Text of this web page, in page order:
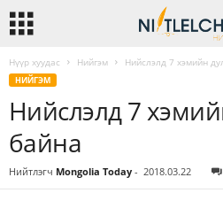
Нүүр хуудас Нийгэм Нийслэлд 7 хэмийн
НИЙГЭМ
Нийслэлд 7
байна
Нийтлэгч Mongolia Today - 2018.03.22